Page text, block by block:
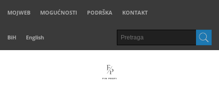
MOJWEB MOGUĆNOSTI PODRŠKA KONTAKT
BiH English